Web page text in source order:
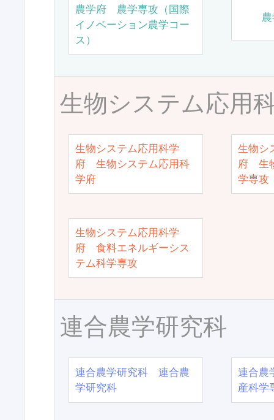
農学府 農学専攻（国際
イノベーション農学コー
ス）
生物システム応用
生物システム応用科学
府 生物システム応用科
学府
生物シ
府 生
学専攻
生物システム応用科学
府 食料エネルギーシス
テム科学専攻
連合農学研究科
連合農学研究科 連合農
学研究科
連合農
産科学